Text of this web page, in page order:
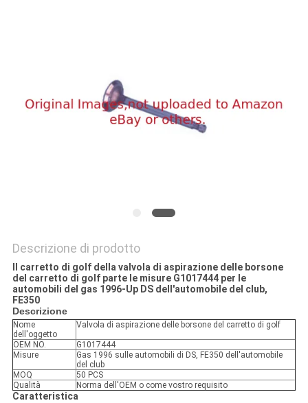
Descrizione di prodotto
Il carretto di golf della valvola di aspirazione delle borsone
del carretto di golf parte le misure G1017444 per le
automobili del gas 1996-Up DS dell'automobile del club,
FE350
Descrizione
Nome
dell'oggetto
Valvola di aspirazione delle borsone del carretto di golf
OEM NO.
G1017444
Misure
Gas 1996 sulle automobili di DS, FE350 dell'automobile
del club
MOQ
50 PCS
Qualità
Norma dell'OEM o come vostro requisito
Caratteristica